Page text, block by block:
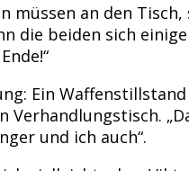
müssen an den Tisch,
die beiden sich
Ein
Verhandlungstisch.
und ich auch“.